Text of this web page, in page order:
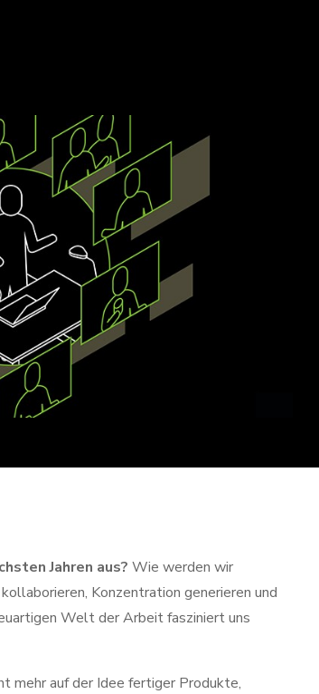
Jahren aus? Wie werden wir
Konzentration generieren und
Welt der Arbeit fasziniert uns
mehr auf der Idee fertiger Produkte,